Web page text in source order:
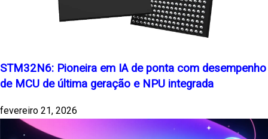
STM32N6: Pioneira em IA de ponta com desempenho
de MCU de última geração e NPU integrada
fevereiro 21, 2026